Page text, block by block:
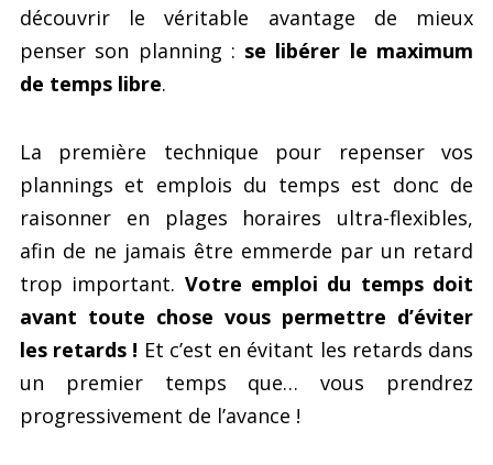
découvrir le véritable avantage de mieux
penser son planning : se libérer le maximum
de temps libre.
La première technique pour repenser vos
plannings et emplois du temps est donc de
raisonner en plages horaires ultra-flexibles,
afin de ne jamais être emmerde par un retard
trop important. Votre emploi du temps doit
avant toute chose vous permettre d’éviter
les retards ! Et c’est en évitant les retards dans
un premier temps que… vous prendrez
progressivement de l’avance !